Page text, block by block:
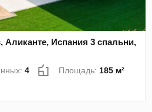
Аликанте, Испания 3 спальни,
4 Площадь: 185 м²